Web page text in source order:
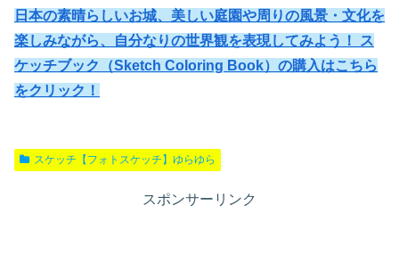
日本の素晴らしいお城、美しい庭園や周りの風景・文化を
楽しみながら、自分なりの世界観を表現してみよう！ ス
ケッチブック（Sketch Coloring Book）の購入はこちら
をクリック！
スケッチ【フォトスケッチ】ゆらゆら
スポンサーリンク